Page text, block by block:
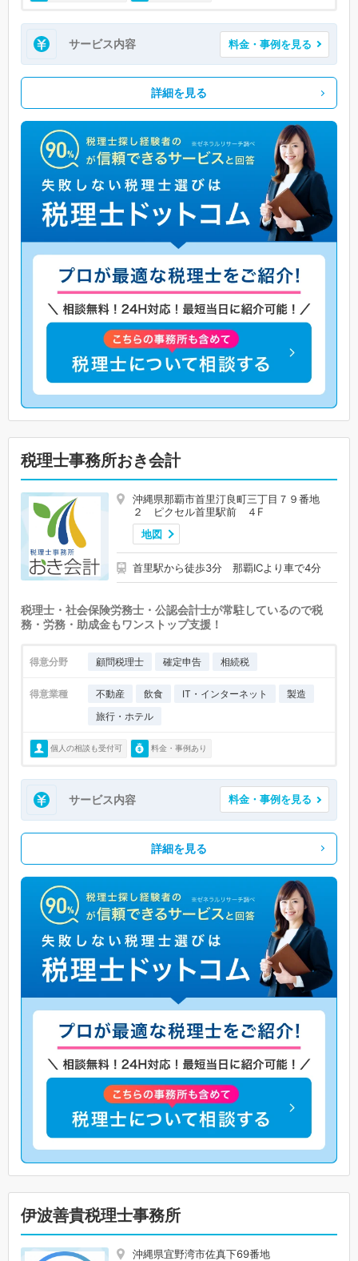
サービス内容 料金・事例を見る
詳細を見る
税理士事務所おき会計
沖縄県那覇市首里汀良町三丁目７９番地
２ ピクセル首里駅前 ４F
地図
首里駅から徒歩3分 那覇ICより車で4分
税理士・社会保険労務士・公認会計士が常駐しているので税
務・労務・助成金もワンストップ支援！
得意分野 顧問税理士 確定申告 相続税
得意業種 不動産 飲食 IT・インターネット
製造
旅行・ホテル
個人の相談も受付可 料金・事例あり
サービス内容 料金・事例を見る
詳細を見る
伊波善貴税理士事務所
沖縄県宜野湾市佐真下69番地